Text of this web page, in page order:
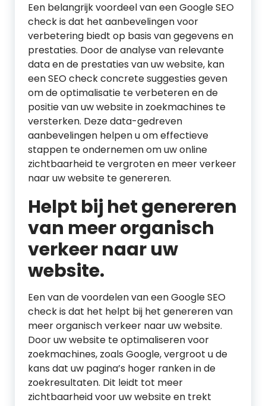
Een belangrijk voordeel van een Google SEO
check is dat het aanbevelingen voor
verbetering biedt op basis van gegevens en
prestaties. Door de analyse van relevante
data en de prestaties van uw website, kan
een SEO check concrete suggesties geven
om de optimalisatie te verbeteren en de
positie van uw website in zoekmachines te
versterken. Deze data-gedreven
aanbevelingen helpen u om effectieve
stappen te ondernemen om uw online
zichtbaarheid te vergroten en meer verkeer
naar uw website te genereren.
Helpt bij het genereren
van meer organisch
verkeer naar uw
website.
Een van de voordelen van een Google SEO
check is dat het helpt bij het genereren van
meer organisch verkeer naar uw website.
Door uw website te optimaliseren voor
zoekmachines, zoals Google, vergroot u de
kans dat uw pagina’s hoger ranken in de
zoekresultaten. Dit leidt tot meer
zichtbaarheid voor uw website en trekt